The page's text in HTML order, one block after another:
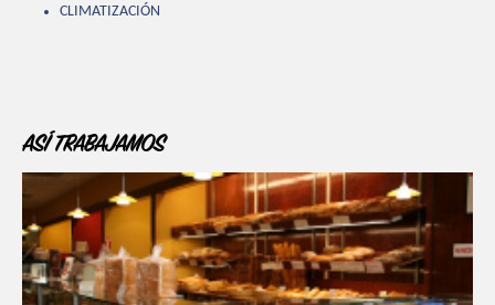
CLIMATIZACIÓN
ASÍ TRABAJAMOS